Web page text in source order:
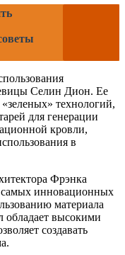
Селин Дион. Ее
технологий,
для генерации
кровли,
в
Фрэнка
самых инновационных
материала
обладает высокими
создавать